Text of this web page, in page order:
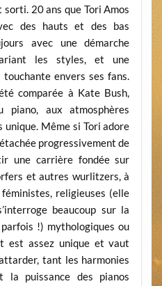
20 ans que Tori Amos
des hauts et des bas
avec une démarche
les styles, et une
envers ses fans.
comparée à Kate Bush,
aux atmosphères
unique. Même si Tori adore
progressivement de
une carrière fondée sur
et autres wurlitzers, à
religieuses (elle
beaucoup sur la
!) mythologiques ou
est assez unique et vaut
tant les harmonies
la puissance des pianos